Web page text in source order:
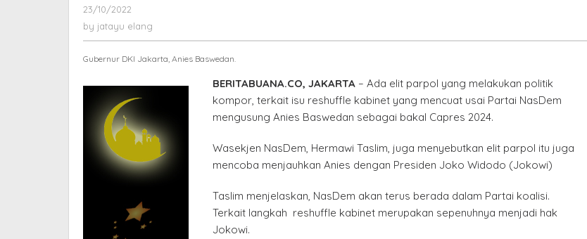
Ngomong
Itu-
23/10/2022
jatayu
by jatayu elang
Gubernur DKI Jakarta, Anies Baswedan.
BERITABUANA.CO, JAKARTA– Ada elit parpol yang melakukan politik
kompor, terkait isu reshuffle kabinet yang mencuat usai Partai NasDem
mengusung Anies Baswedan sebagai bakal Capres 2024.
Wasekjen NasDem, Hermawi Taslim, juga menyebutkan elit parpol itu juga
mencoba menjauhkan Anies dengan Presiden Joko Widodo (Jokowi)
Taslim menjelaskan, NasDem akan terus berada dalam Partai koalisi.
Terkait langkah reshuffle kabinet merupakan sepenuhnya menjadi hak
Jokowi.